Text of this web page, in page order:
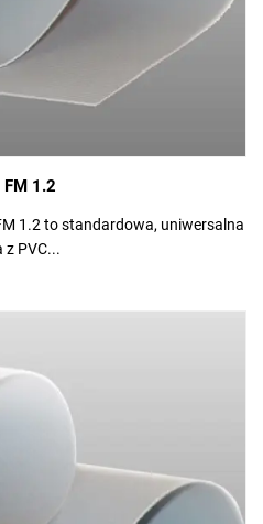
FM 1.2
1.2 to standardowa, uniwersalna
PVC...